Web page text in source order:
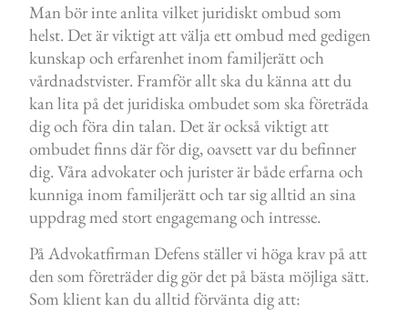
Man bör inte anlita vilket juridiskt ombud som
helst. Det är viktigt att välja ett ombud med gedigen
kunskap och erfarenhet inom familjerätt och
vårdnadstvister. Framför allt ska du känna att du
kan lita på det juridiska ombudet som ska företräda
dig och föra din talan. Det är också viktigt att
ombudet finns där för dig, oavsett var du befinner
dig. Våra advokater och jurister är både erfarna och
kunniga inom familjerätt och tar sig alltid an sina
uppdrag med stort engagemang och intresse.
På Advokatfirman Defens ställer vi höga krav på att
den som företräder dig gör det på bästa möjliga sätt.
Som klient kan du alltid förvänta dig att: